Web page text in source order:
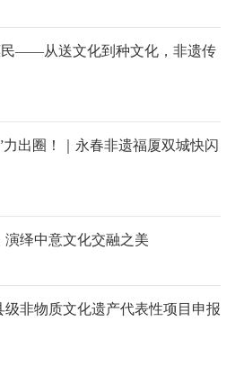
民——从送文化到种文化，非遗传
出圈！｜永春非遗福厦双城快闪
绎中意文化交融之美
非物质文化遗产代表性项目申报